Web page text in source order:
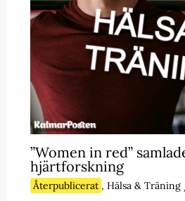
”Women in red”
hjärtforskning
Återpublicerat , Hälsa & Träning